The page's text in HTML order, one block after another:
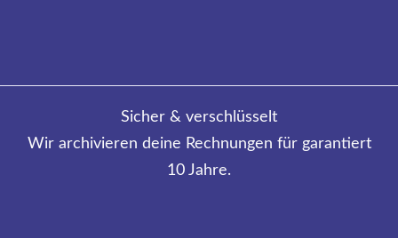
Sicher & verschlüsselt
Wir archivieren deine Rechnungen für garantiert
10 Jahre.